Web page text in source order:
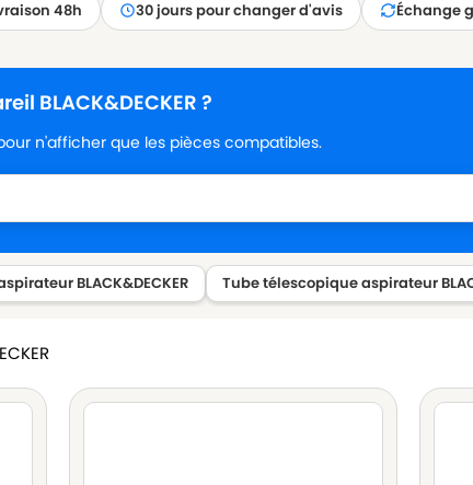
48h 30 jours pour changer d'avis Échange
BLACK&DECKER ?
n'afficher que les pièces compatibles.
BLACK&DECKER Tube télescopique aspirateur